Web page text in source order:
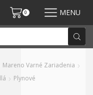
0 MENU
Mareno Varné Zariadenia
Plynové